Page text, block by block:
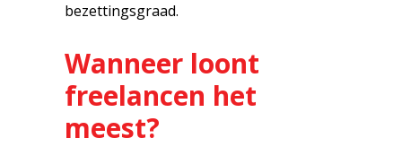
bezettingsgraad.
Wanneer loont
freelancen het
meest?